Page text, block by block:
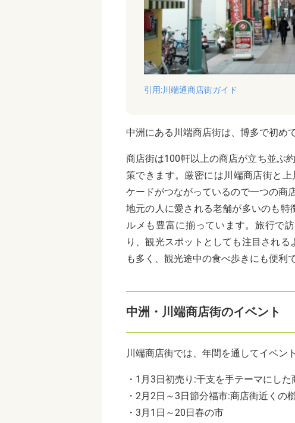
引用:川端通商店街ガイド
中洲にある川端商店街は、博多で初め
商店街は100軒以上の商店が立ち並ぶ
策できます。厳密には川端商店街と
ケードがつながっているので一つの商
地元の人に愛される老舗が多いのも
ルメも豊富に揃っています。旅行で
り、観光スポットとしても注目され
も多く、観光途中の食べ歩きにも便利で
中洲・川端商店街のイベント
川端商店街では、年間を通してイベン
・ 1 月 3 日初売り :干支を手テーマにし
・ 2月 2日～3 日節分福市:商店街近くの
・ 3月 1 日～20 日春の市